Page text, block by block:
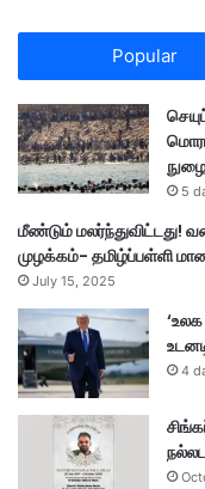
Popular
5
மீண்டும் மலர்ந்துவிட்டது!
முழக்கம்- தமிழ்ப்பள்ளி
July 15, 2025
4